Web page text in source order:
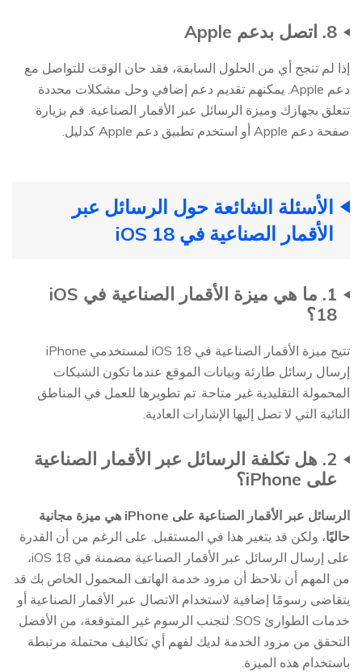
8. اتصل بدعم Apple
إذا لم تنجح أي من الحلول السابقة، فقد حان الوقت للتواصل مع
دعم Apple. يمكنهم تقديم دعم إضافي وحل مشكلات محددة
تتعلق بجهازك وميزة الرسائل عبر الأقمار الصناعية. قم بزيارة
صفحة دعم Apple أو استخدم تطبيق دعم Apple كدليل.
الأسئلة الشائعة حول الرسائل عبر
الأقمار الصناعية في iOS 18
1. ما هي ميزة الأقمار الصناعية في iOS
18؟
تتيح ميزة الأقمار الصناعية في iOS 18 لمستخدمي iPhone
إرسال رسائل طارئة وبيانات الموقع عندما تكون الشبكات
المحمولة التقليدية غير متاحة. تم تطويرها للعمل في المناطق
النائية التي لا تصل إليها الإشارات العادية.
2. هل تكلفة الرسائل عبر الأقمار الصناعية
على iPhone؟
الرسائل عبر الأقمار الصناعية على iPhone هي ميزة مجانية
حاليًا، ولكن قد يتغير هذا في المستقبل. على الرغم من أن القدرة
على إرسال الرسائل عبر الأقمار الصناعية مضمنة في iOS 18،
من المهم أن نلاحظ أن مزود خدمة الهاتف المحمول الخاص بك قد
يتقاضى رسومًا إضافية لاستخدام الاتصال عبر الأقمار الصناعية أو
خدمات الطوارئ SOS. لتجنب الرسوم غير المتوقعة، من الأفضل
التحقق من مزود الخدمة لديك لفهم أي تكاليف محتملة مرتبطة
باستخدام هذه الميزة.